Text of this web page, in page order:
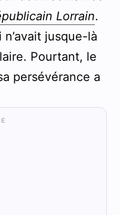
Lorrain.
jusque-là
Pourtant, le
persévérance a